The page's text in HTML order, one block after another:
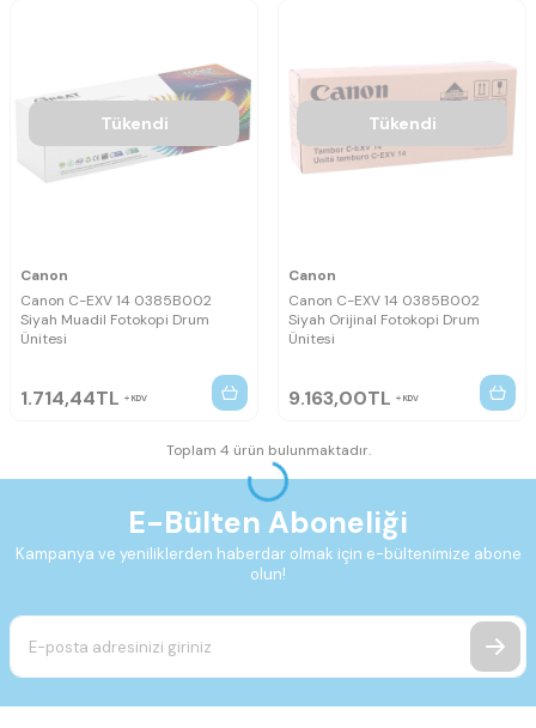
Tükendi
Canon
Canon C-EXV 14 0385B002
Siyah Muadil Fotokopi Drum
Ünitesi
1.714,44TL KDV
Tükendi
Canon
Canon C-EXV 14 0385B002
Siyah Orijinal Fotokopi Drum
Ünitesi
9.163,00TL KDV
Toplam 4 ürün bulunmaktadır.
E-Bülten Aboneliği
Kampanya ve yeniliklerden haberdar olmak için e-bültenimize abone
olun!